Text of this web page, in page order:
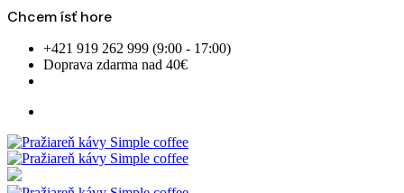
Chcem ísť hore
Skip
content
+421 919 262 999 (9:00 - 17:00)
Doprava zdarma nad 40€